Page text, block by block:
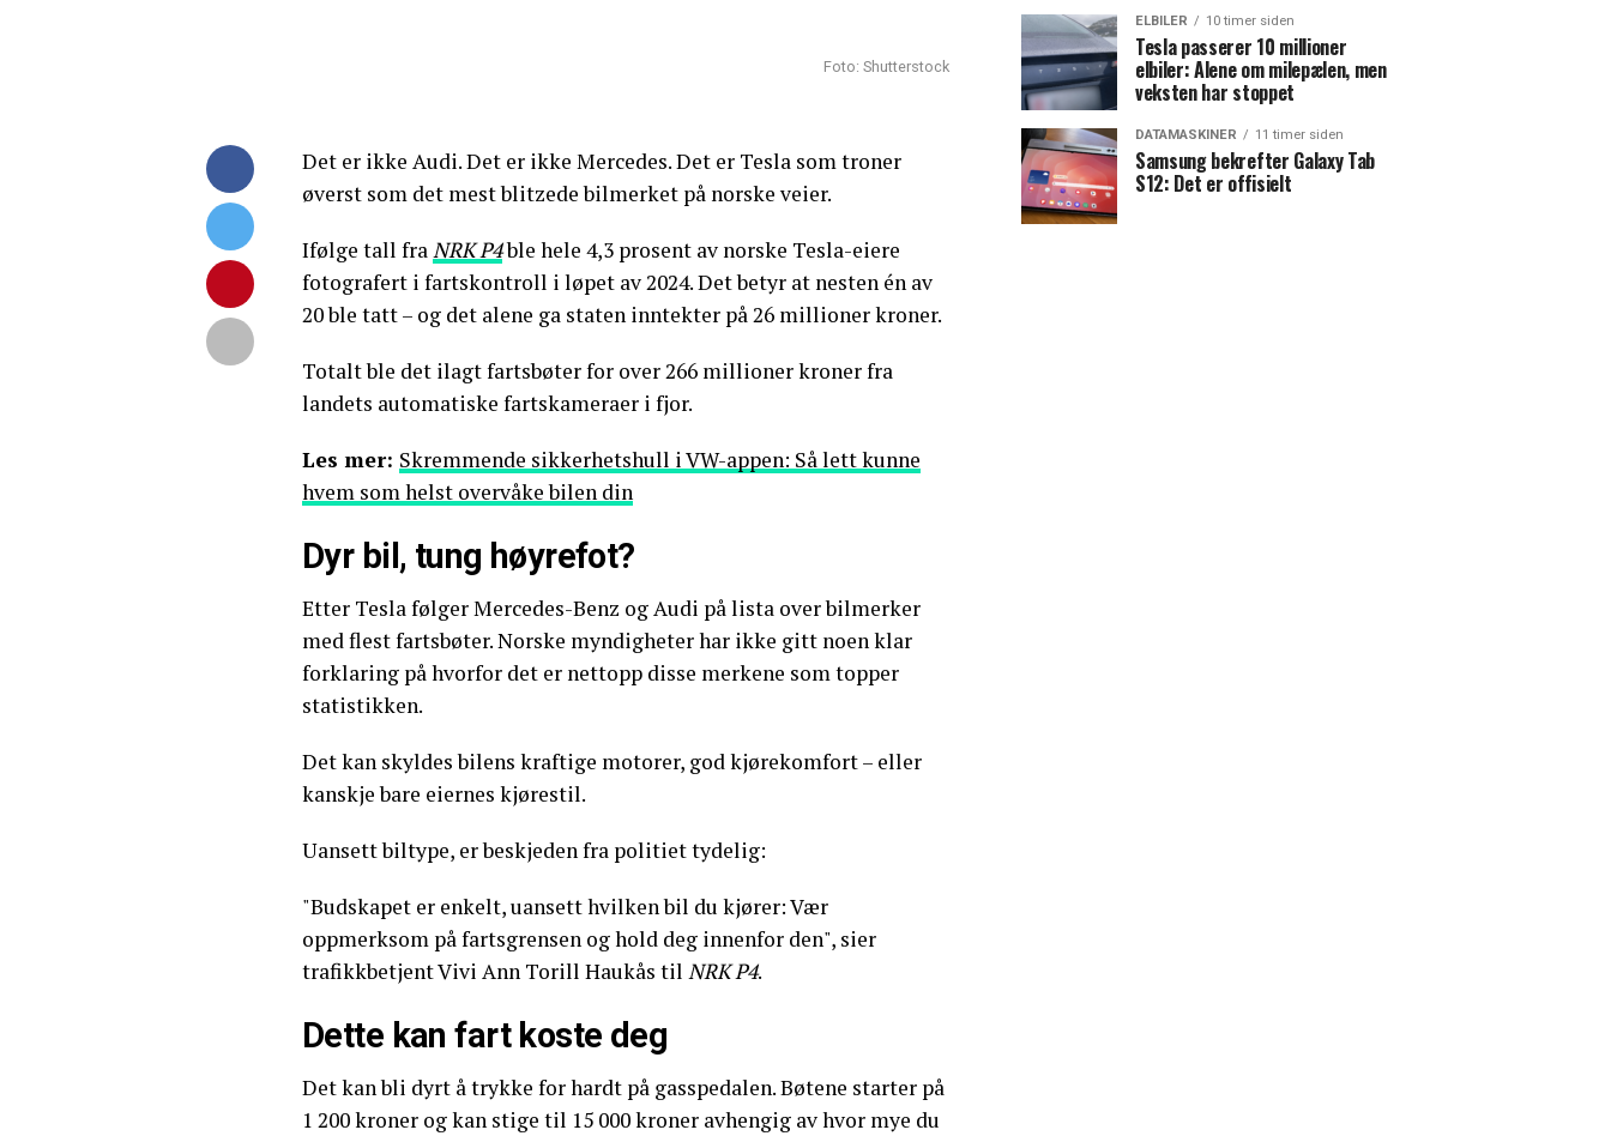
Foto: Shutterstock
Det er ikke Audi. Det er ikke Mercedes. Det er Tesla som troner
øverst som det mest blitzede bilmerket på norske veier.
Ifølge tall fraNRK P4ble hele 4,3 prosent av norske Tesla-eiere
fotografert i fartskontroll i løpet av 2024. Det betyr at nesten én av
20 ble tatt – og det alene ga staten inntekter på 26 millioner kroner.
Totalt ble det ilagt fartsbøter for over 266 millioner kroner fra
landets automatiske fartskameraer i fjor.
Les mer: Skremmende sikkerhetshull i VW-appen: Så lett kunne
hvem som helst overvåke bilen din
Dyr bil, tung høyrefot?
Etter Tesla følger Mercedes-Benz og Audi på lista over bilmerker
med flest fartsbøter. Norske myndigheter har ikke gitt noen klar
forklaring på hvorfor det er nettopp disse merkene som topper
statistikken.
Det kan skyldes bilens kraftige motorer, god kjørekomfort – eller
kanskje bare eiernes kjørestil.
Uansett biltype, er beskjeden fra politiet tydelig:
"Budskapet er enkelt, uansett hvilken bil du kjører: Vær
oppmerksom på fartsgrensen og hold deg innenfor den", sier
trafikkbetjent Vivi Ann Torill Haukås til NRK P4.
Dette kan fart koste deg
Det kan bli dyrt å trykke for hardt på gasspedalen. Bøtene starter på
1 200 kroner og kan stige til 15 000 kroner avhengig av hvor mye du
ELBILER 10 timer siden
Tesla passerer 10 millioner
elbiler: Alene om milepælen, men
veksten har stoppet
DATAMASKINER 11 timer siden
Samsung bekrefter Galaxy Tab
S12: Det er offisielt